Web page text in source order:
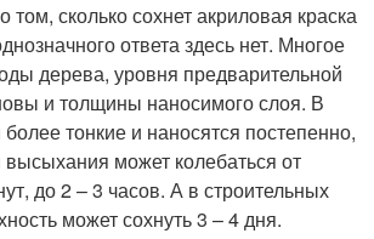
том, сколько сохнет акриловая краска
ответа здесь нет. Многое
дерева, уровня предварительной
и толщины наносимого слоя. В
тонкие и наносятся постепенно,
может колебаться от
до 2 – 3 часов. А в строительных
может сохнуть 3 – 4 дня.